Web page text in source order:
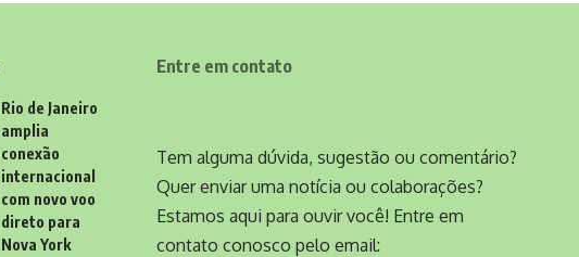
Rio de Janeiro
amplia
conexão
internacional
com novo voo
direto para
Nova York
Entre em contato
Tem alguma dúvida, sugestão ou comentário?
Quer enviar uma notícia ou colaborações?
Estamos aqui para ouvir você! Entre em
contato conosco pelo email: